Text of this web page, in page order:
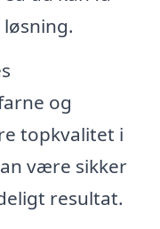
og
topkvalitet i
være sikker
resultat.